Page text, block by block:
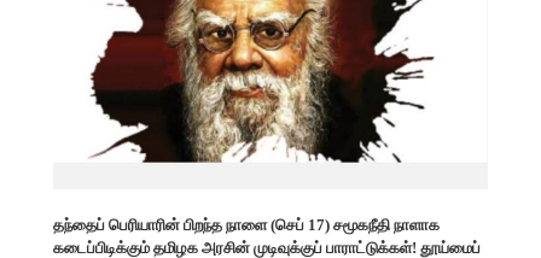
தந்தைப் பெரியாரின் பிறந்த நாளை (செப் 17) சமூகநீதி நாளாக
கடைப்பிடிக்கும் தமிழக அரசின் முடிவுக்குப் பாராட்டுக்கள்! தூய்மைப்